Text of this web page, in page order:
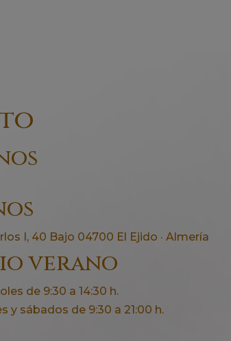
I, 40 Bajo 04700 El Ejido · Almería
verano
de 9:30 a 14:30 h.
y sábados de 9:30 a 21:00 h.